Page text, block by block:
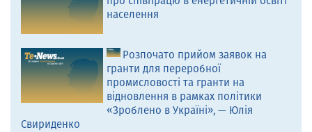
населення
Розпочато прийом заявок на
гранти для переробної
промисловості та гранти на
відновлення в рамках політики
«Зроблено в Україні», — Юлія
Свириденко